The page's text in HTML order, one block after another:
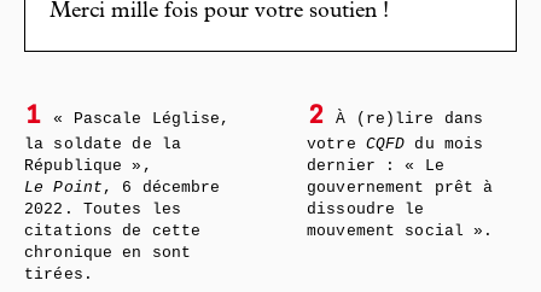
Merci mille fois pour votre soutien !
1
« Pascale Léglise,
la soldate de la
République »,
Le Point , 6 décembre
2022. Toutes les
citations de cette
chronique en sont
tirées.
2
À (re)lire dans
votre CQFD du mois
dernier : « Le
gouvernement prêt à
dissoudre le
mouvement social ».